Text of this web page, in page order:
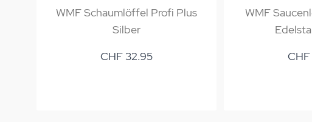
WMF Schaumlöffel Profi Plus
Silber
CHF 32.95
WMF